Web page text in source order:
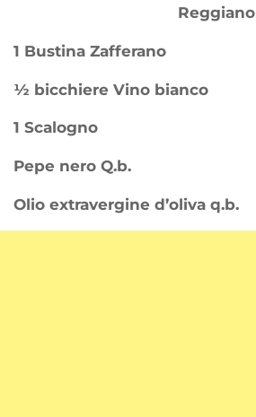
Reggiano
1 Bustina Zafferano
½ bicchiere Vino bianco
1 Scalogno
Pepe nero Q.b.
Olio extravergine d’oliva q.b.